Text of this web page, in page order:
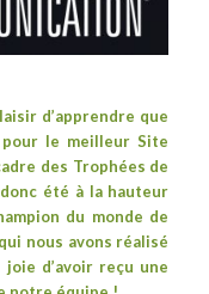
d’apprendre que
le meilleur Site
des Trophées de
été à la hauteur
du monde de
nous avons réalisé
d’avoir reçu une